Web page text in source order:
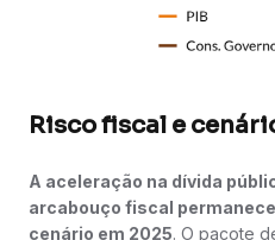
Risco fiscal e
A aceleração na dívida
arcabouço fiscal
cenário em 2025. O pacote